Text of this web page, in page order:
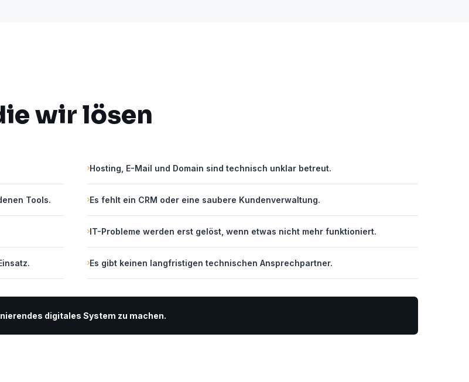
wir lösen
Hosting, E-Mail und Domain sind technisch unklar betreut.
Tools. Es fehlt ein CRM oder eine saubere Kundenverwaltung.
IT-Probleme werden erst gelöst, wenn etwas nicht mehr funktioniert.
Es gibt keinen langfristigen technischen Ansprechpartner.
digitales System zu machen.